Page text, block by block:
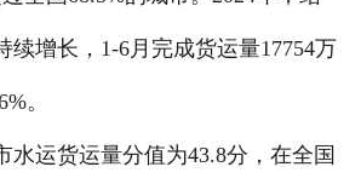
续增长，1-6月完成货运量17754万
。
水运货运量分值为43.8分，在全国